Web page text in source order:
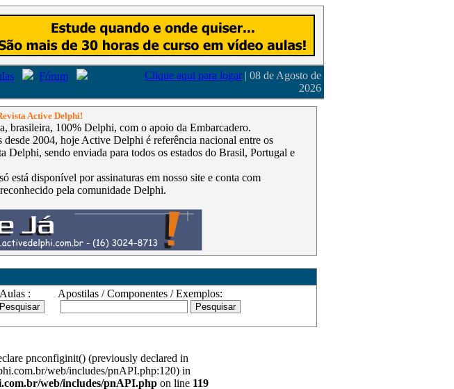
Fórum
Clique aqui para logar | 08 de Agosto de
2026
Active Delphi!
brasileira, 100% Delphi, com o apoio da Embarcadero.
2004, hoje Active Delphi é referência nacional entre os
Delphi, sendo enviada para todos os estados do Brasil, Portugal e
está disponível por assinaturas em nosso site e conta com
pela comunidade Delphi.
:
Apostilas / Componentes / Exemplos:
pnconfiginit() (previously declared in
web/includes/pnAPI.php:120) in
web/includes/pnAPI.phpon line 119